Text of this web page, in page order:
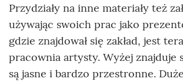
Przydziały na inne materiały też
używając swoich prac jako
gdzie znajdował się zakład, jest
pracownia artysty. Wyżej znajduje
są jasne i bardzo przestronne.